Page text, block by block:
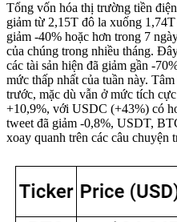
Tổng vốn hóa thị trường tiền
giảm từ 2,15T đô la xuống
giảm -40% hoặc hơn trong 7
của chúng trong nhiều tháng.
các tài sản hiện đã giảm gần -
mức thấp nhất của tuần này.
trước, mặc dù vẫn ở mức tích
+10,9%, với USDC (+43%) có
tweet đã giảm -0,8%, USDT,
xoay quanh trên các câu chuyện